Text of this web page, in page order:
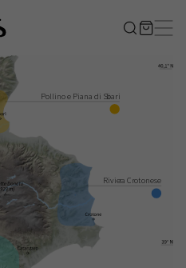
Pollino e Piana di Sibari
Riviera Crotonese